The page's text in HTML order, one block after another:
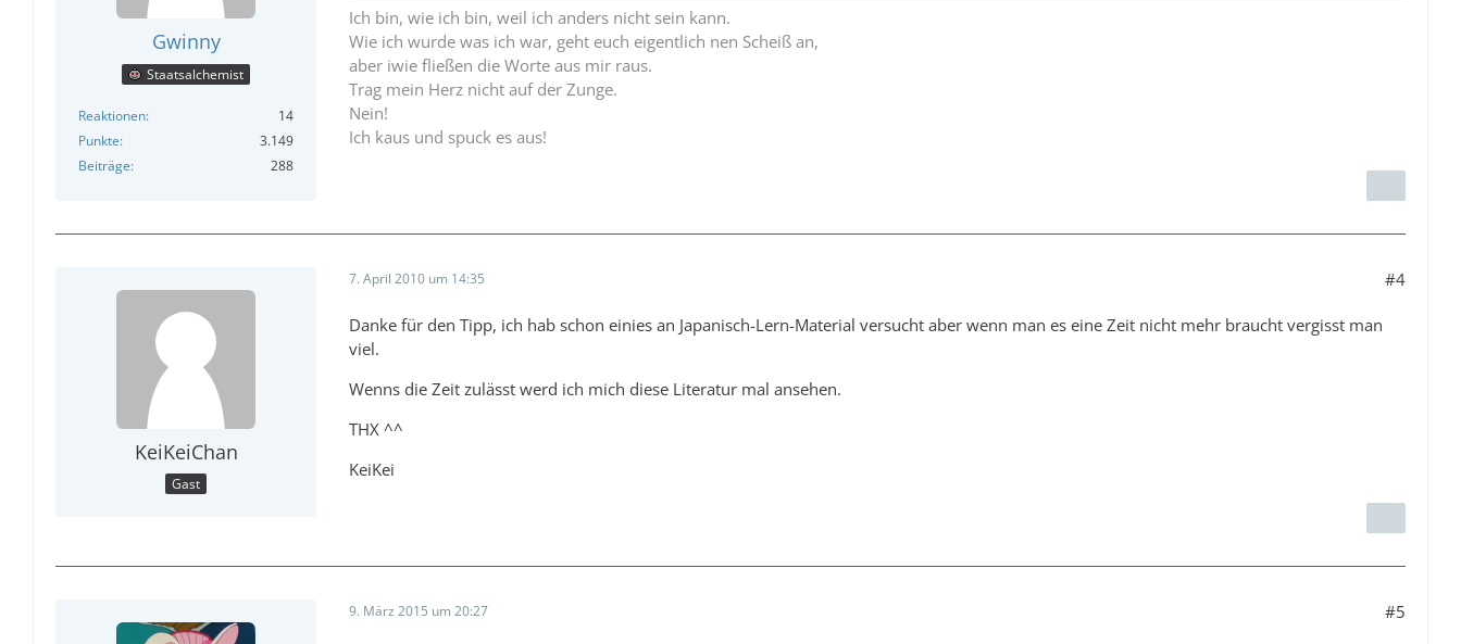
Gwinny
Staatsalchemist
Reaktionen
14
Punkte
3.149
Beiträge
288
Ich bin, wie ich bin, weil ich anders nicht sein kann.
Wie ich wurde was ich war, geht euch eigentlich nen Scheiß an,
aber iwie fließen die Worte aus mir raus.
Trag mein Herz nicht auf der Zunge.
Nein!
Ich kaus und spuck es aus!
KeiKeiChan
Gast
7. April 2010 um 14:35 #4
Danke für den Tipp, ich hab schon einies an Japanisch-Lern-Material versucht aber wenn man es eine Zeit nicht mehr braucht vergisst man
viel.
Wenns die Zeit zulässt werd ich mich diese Literatur mal ansehen.
THX ^^
KeiKei
9. März 2015 um 20:27 #5